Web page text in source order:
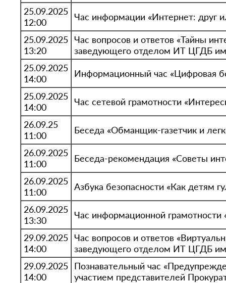
25.09.2025
12:00
Час информации «Интернет: друг
25.09.2025
13:20
Час вопросов и ответов «Тайны
заведующего отделом ИТ ЦГДБ
25.09.2025
14:00
Информационный час «Цифровая
25.09.2025
14:00
Час сетевой грамотности
26.09.25
11:00
Беседа «Обманщик-газетчик и
26.09.2025
11:00
Беседа-рекомендация «Советы
26.09.2025
11:00
Азбука безопасности «Как детям
26.09.2025
13:30
Час информационной
29.09.2025
14:00
Час вопросов и ответов
заведующего отделом ИТ ЦГДБ
29.09.2025
14:00
Познавательный час
участием представителей